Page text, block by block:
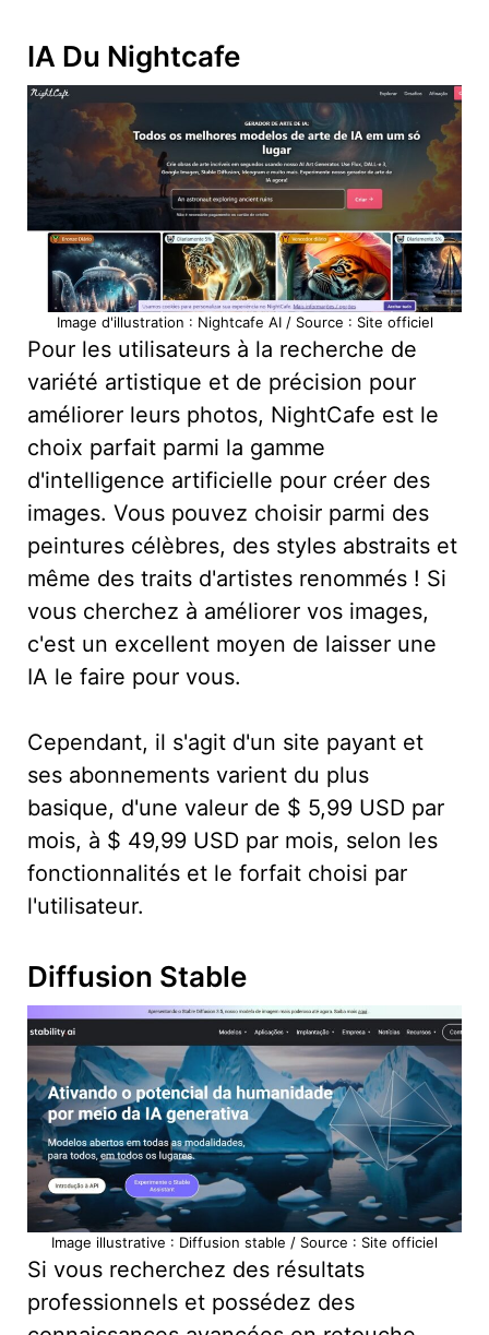
IA Du Nightcafe
Image d'illustration : Nightcafe AI / Source : Site officiel
Pour les utilisateurs à la recherche de
variété artistique et de précision pour
améliorer leurs photos, NightCafe est le
choix parfait parmi la gamme
d'intelligence artificielle pour créer des
images. Vous pouvez choisir parmi des
peintures célèbres, des styles abstraits et
même des traits d'artistes renommés ! Si
vous cherchez à améliorer vos images,
c'est un excellent moyen de laisser une
IA le faire pour vous.
Cependant, il s'agit d'un site payant et
ses abonnements varient du plus
basique, d'une valeur de $ 5,99 USD par
mois, à $ 49,99 USD par mois, selon les
fonctionnalités et le forfait choisi par
l'utilisateur.
Diffusion Stable
Image illustrative : Diffusion stable / Source : Site officiel
Si vous recherchez des résultats
professionnels et possédez des